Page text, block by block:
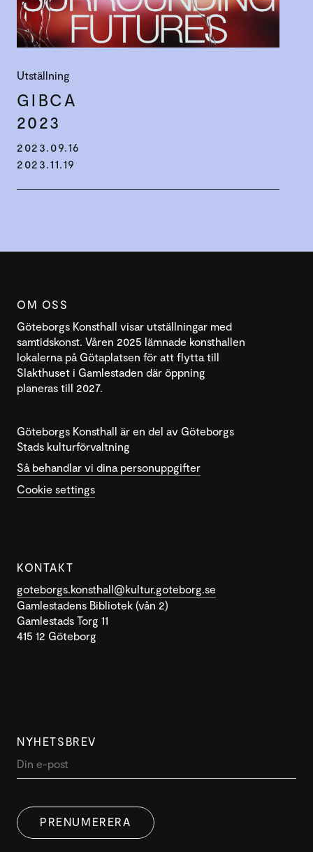
Utställning
GIBCA
2023
2023.09.16
2023.11.19
OM OSS
Göteborgs Konsthall visar utställningar med
samtidskonst. Våren 2025 lämnade konsthallen
lokalerna på Götaplatsen för att flytta till
Slakthuset i Gamlestaden där öppning
planeras till 2027.
Göteborgs Konsthall är en del av Göteborgs
Stads kulturförvaltning
Så behandlar vi dina personuppgifter
Cookie settings
KONTAKT
goteborgs.konsthall@kultur.goteborg.se
Gamlestadens Bibliotek (vån 2)
Gamlestads Torg 11
415 12 Göteborg
NYHETSBREV
PRENUMERERA
COOKIES